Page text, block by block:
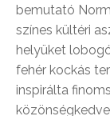
bemutató
színes kültéri
helyüket
fehér kockás
inspirálta